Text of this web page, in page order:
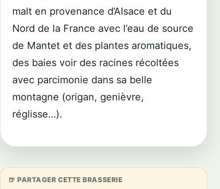
malt en provenance d’Alsace et du
Nord de la France avec l’eau de source
de Mantet et des plantes aromatiques,
des baies voir des racines récoltées
avec parcimonie dans sa belle
montagne (origan, genièvre,
réglisse…).
PARTAGER CETTE BRASSERIE